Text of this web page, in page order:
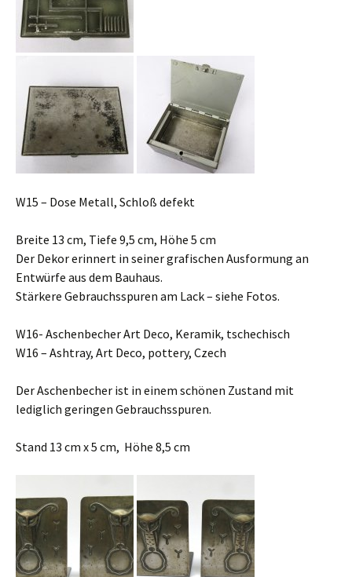
W15 – Dose Metall, Schloß defekt
Breite 13 cm, Tiefe 9,5 cm, Höhe 5 cm
Der Dekor erinnert in seiner grafischen Ausformung an
Entwürfe aus dem Bauhaus.
Stärkere Gebrauchsspuren am Lack – siehe Fotos.
W16- Aschenbecher Art Deco, Keramik, tschechisch
W16 – Ashtray, Art Deco, pottery, Czech
Der Aschenbecher ist in einem schönen Zustand mit
lediglich geringen Gebrauchsspuren.
Stand 13 cm x 5 cm, Höhe 8,5 cm